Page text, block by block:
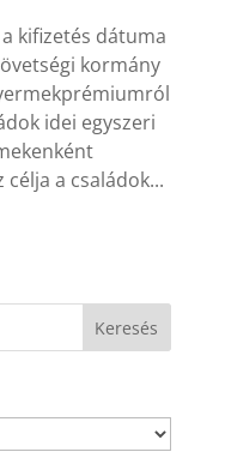
kifizetés dátuma
kormány
idei egyszeri
a családok...